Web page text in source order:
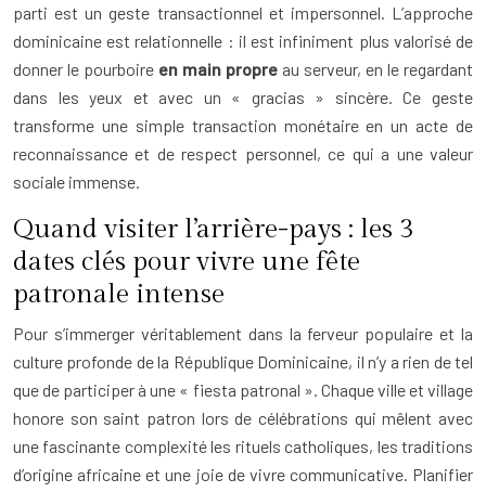
parti est un geste transactionnel et impersonnel. L’approche
dominicaine est relationnelle : il est infiniment plus valorisé de
donner le pourboire en main propre au serveur, en le regardant
dans les yeux et avec un « gracias » sincère. Ce geste
transforme une simple transaction monétaire en un acte de
reconnaissance et de respect personnel, ce qui a une valeur
sociale immense.
Quand visiter l’arrière-pays : les 3
dates clés pour vivre une fête
patronale intense
Pour s’immerger véritablement dans la ferveur populaire et la
culture profonde de la République Dominicaine, il n’y a rien de tel
que de participer à une « fiesta patronal ». Chaque ville et village
honore son saint patron lors de célébrations qui mêlent avec
une fascinante complexité les rituels catholiques, les traditions
d’origine africaine et une joie de vivre communicative. Planifier